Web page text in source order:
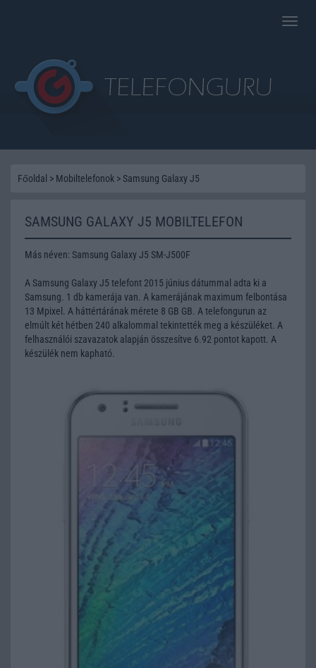
Toggle
Főoldal > Mobiltelefonok > Samsung Galaxy J5
SAMSUNG GALAXY J5 MOBILTELEFON
Más néven: Samsung Galaxy J5 SM-J500F
A Samsung Galaxy J5 telefont 2015 június dátummal adta ki a
Samsung. 1 db kamerája van. A kamerájának maximum felbontása
13 Mpixel. A háttértárának mérete 8 GB GB. A telefongurun az
elmúlt két hétben 240 alkalommal tekintették meg a készüléket. A
felhasználói szavazatok alapján összesítve 6.92 pontot kapott. A
készülék nem kapható.